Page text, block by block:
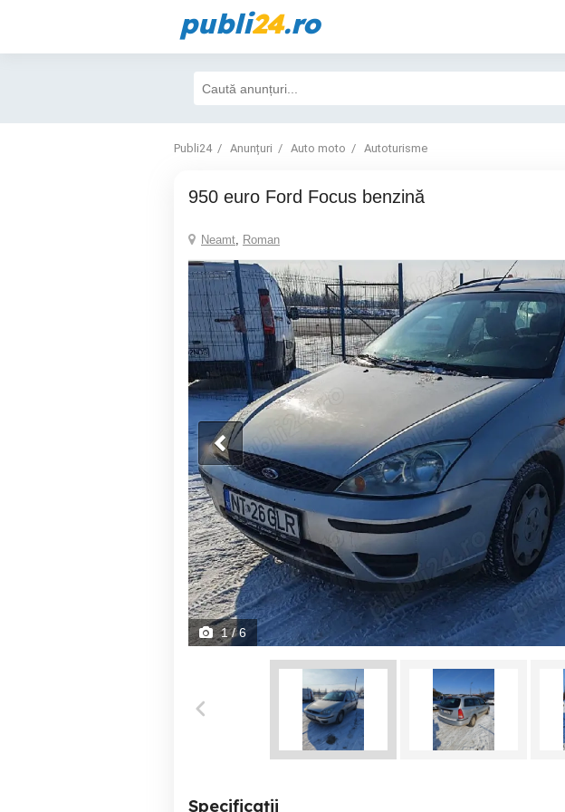
publi24.ro
Publi24 Anunțuri Auto moto Autoturisme
950 euro Ford Focus benzină
Neamt, Roman
1/ 6
Specificații